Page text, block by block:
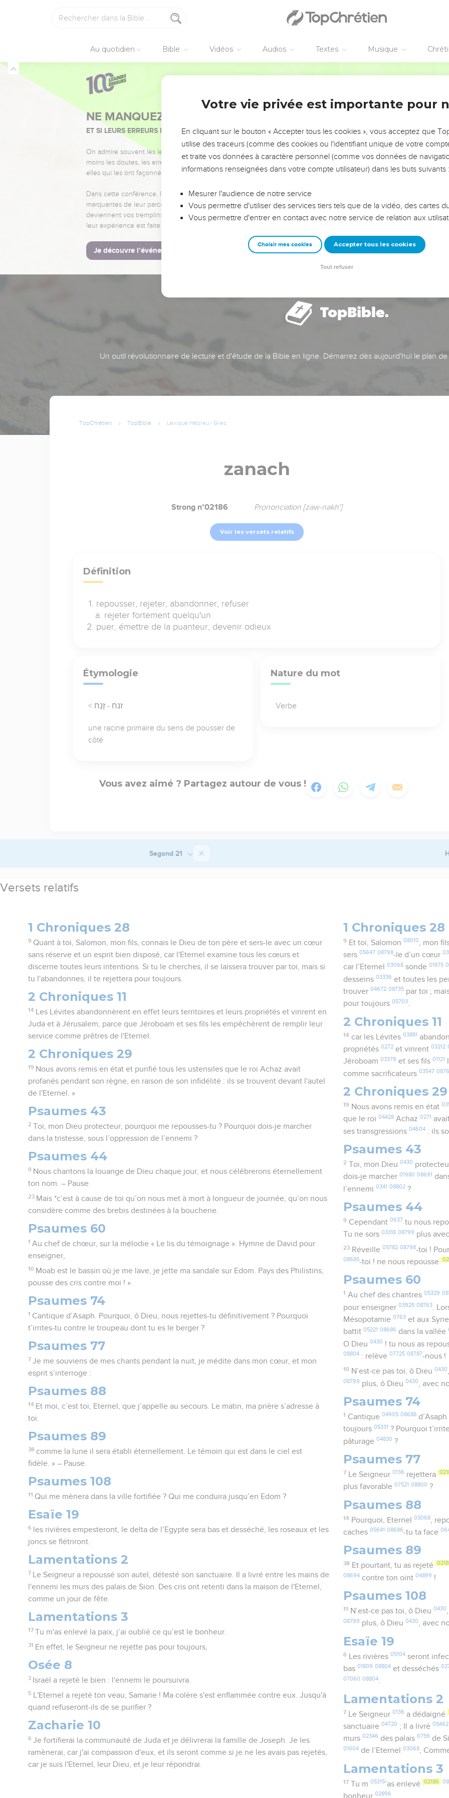
Au quotidien Bible Vidéos Audios Textes Musique
NE MANQUEZ PAS L’ÉVÉNEMENT DE L’ANNÉE !
ET SI LEURS ERREURS POUVAIENT VOUS ÉVITER LES VOTRES ?
On admire souvent les leaders pour leurs réussites, leur impact, leur foi ou leur vision. Mais on voit
moins les doutes, les erreurs et les saisons difficiles qu'ils ont traversés, alors même que ce sont
elles qui les ont façonnés.
Dans cette conférence, leaders, entrepreneurs, et responsables reviennent sur les erreurs
marquantes de leur parcours et les clés pour avancer avec plus de sagesse afin que leurs erreurs
deviennent vos tremplins. Que vous guidiez un ministère, une équipe, un groupe ou une famille,
leur expérience est faite pour vous.
Je découvre l’événement
Un outil révolutionnaire de lecture et d'étude de la Bible en ligne. Démarrez dès aujourd'hui le plan
TopChrétien TopBible Lexique Hébreu / Grec
zanach
Strong n°02186 Prononciation [zaw-nakh']
Voir les versets relatifs
Définition
repousser, rejeter, abandonner, refuser
rejeter fortement quelqu'un
puer, émettre de la puanteur, devenir odieux
Étymologie
< זנח - זָנַח
une racine primaire du sens de pousser de
côté
Nature du mot
Verbe
Vous avez aimé ? Partagez autour de vous !
Segond 21
Versets relatifs
1 Chroniques 28
9 Quant à toi, Salomon, mon fils, connais le Dieu de ton père et sers-le avec un cœur
sans réserve et un esprit bien disposé, car l'Eternel examine tous les cœurs et
discerne toutes leurs intentions. Si tu le cherches, il se laissera trouver par toi, mais si
tu l'abandonnes, il te rejettera pour toujours.
2 Chroniques 11
14
Les Lévites abandonnèrent en effet leurs territoires et leurs propriétés et vinrent en
Juda et à Jérusalem, parce que Jéroboam et ses fils les empêchèrent de remplir leur
service comme prêtres de l'Eternel.
2 Chroniques 29
19 Nous avons remis en état et purifié tous les ustensiles que le roi Achaz avait
profanés pendant son règne, en raison de son infidélité : ils se trouvent devant l'autel
de l'Eternel. »
Psaumes 43
2 Toi, mon Dieu protecteur, pourquoi me repousses-tu ? Pourquoi dois-je marcher
dans la tristesse, sous l’oppression de l’ennemi ?
Psaumes 44
9 Nous chantons la louange de Dieu chaque jour, et nous célébrerons éternellement
ton nom. – Pause.
23 Mais *c’est à cause de toi qu’on nous met à mort à longueur de journée, qu’on nous
considère comme des brebis destinées à la boucherie.
Psaumes 60
1 Au chef de chœur, sur la mélodie « Le lis du témoignage ». Hymne de David pour
enseigner,
10 Moab est le bassin où je me lave, je jette ma sandale sur Edom. Pays des Philistins,
pousse des cris contre moi ! »
Psaumes 74
1 Cantique d’Asaph. Pourquoi, ô Dieu, nous rejettes-tu définitivement ? Pourquoi
t’irrites-tu contre le troupeau dont tu es le berger ?
Psaumes 77
7 Je me souviens de mes chants pendant la nuit, je médite dans mon cœur, et mon
esprit s’interroge :
Psaumes 88
14 Et moi, c’est toi, Eternel, que j’appelle au secours. Le matin, ma prière s’adresse à
toi.
Psaumes 89
38 comme la lune il sera établi éternellement. Le témoin qui est dans le ciel est
fidèle. » – Pause.
Psaumes 108
11 Qui me mènera dans la ville fortifiée ? Qui me conduira jusqu’en Edom ?
Esaïe 19
6
les rivières empesteront, le delta de l’Egypte sera bas et desséché, les roseaux et les
joncs se flétriront.
Lamentations 2
7
Le Seigneur a repoussé son autel, détesté son sanctuaire. Il a livré entre les mains de
l'ennemi les murs des palais de Sion. Des cris ont retenti dans la maison de l'Eternel,
comme un jour de fête.
Lamentations 3
17 Tu m'as enlevé la paix, j’ai oublié ce qu’est le bonheur.
31 En effet, le Seigneur ne rejette pas pour toujours,
Osée 8
3 Israël a rejeté le bien : l'ennemi le poursuivra.
5
L'Eternel a rejeté ton veau, Samarie ! Ma colère s'est enflammée contre eux. Jusqu'à
quand refuseront-ils de se purifier ?
Zacharie 10
6 Je fortifierai la communauté de Juda et je délivrerai la famille de Joseph. Je les
ramènerai, car j'ai compassion d'eux, et ils seront comme si je ne les avais pas rejetés,
car je suis l'Eternel, leur Dieu, et je leur répondrai.
1 Chroniques 28
9 Et toi, Salomon 08010 , mon
sers05647 08798-le d’un cœur
car l’Eternel03068 sonde01875
desseins03336 et toutes les
trouver04672 08735 par toi ;
pour toujours05703.
2 Chroniques 11
14 car les Lévites 03881
propriétés0272 et vinrent03212
Jéroboam03379 et ses fils01121
comme sacrificateurs03547
2 Chroniques 29
19 Nous avons remis en état
que le roi04428 Achaz0271
ses transgressions04604 : ils
Psaumes 43
2 Toi, mon Dieu 0430
dois-je marcher01980 08691
l’ennemi0341 08802 ?
Psaumes 44
9 Cependant 0637 tu nous
Tu ne sors03318 08799 plus
23 Réveille 05782 08798-toi !
08685-toi ! ne nous repousse
Psaumes 60
1 Au chef des chantres 05329
pour enseigner03925 08763 .
Mésopotamie0763 et aux
battit05221 08686 dans la vallée
O Dieu0430 ! tu nous as
08804 : relève07725 08787-nous !
10 N’est-ce pas toi, ô Dieu 0430
08799 plus, ô Dieu0430 , avec
Psaumes 74
1 Cantique 04905 08688d’Asaph
toujours05331 ? Pourquoi
pâturage04830 ?
Psaumes 77
7 Le Seigneur 0136 rejettera
plus favorable07521 08800 ?
Psaumes 88
14 Pourquoi, Eternel 03068,
caches05641 08686-tu ta face
Psaumes 89
38 Et pourtant, tu as rejeté
08694 contre ton oint04899 !
Psaumes 108
11 N’est-ce pas toi, ô Dieu 0430
08799 plus, ô Dieu0430, avec
Esaïe 19
6 Les rivières 05104seront
bas01809 08804 et desséchés
07060 08804.
Lamentations 2
7 Le Seigneur 0136 a dédaigné
sanctuaire04720 ; Il a livré05462
murs02346 des palais0759 de
01004 de l’Eternel03068,
Lamentations 3
17 Tu m 05315’as enlevé 02186
bonheur02896
Votre vie privée est importante pour
En cliquant sur le bouton « Accepter tous les cookies », vous acceptez que
utilise des traceurs (comme des cookies ou l'identifiant unique de votre
et traite vos données à caractère personnel (comme vos données de
informations renseignées dans votre compte utilisateur) dans les buts suivants :
Mesurer l'audience de notre service
Vous permettre d'utiliser des services tiers tels que de la vidéo, des cartes
Vous permettre d'entrer en contact avec notre service de relation aux
Choisir mes cookies Accepter tous les cookies
Tout refuser